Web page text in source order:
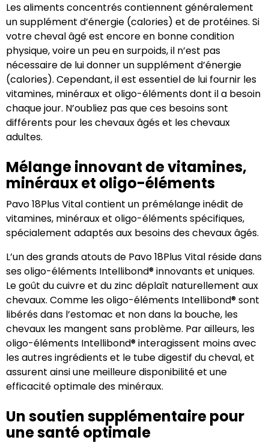
Les aliments concentrés contiennent généralement
un supplément d’énergie (calories) et de protéines. Si
votre cheval âgé est encore en bonne condition
physique, voire un peu en surpoids, il n’est pas
nécessaire de lui donner un supplément d’énergie
(calories). Cependant, il est essentiel de lui fournir les
vitamines, minéraux et oligo-éléments dont il a besoin
chaque jour. N’oubliez pas que ces besoins sont
différents pour les chevaux âgés et les chevaux
adultes.
Mélange innovant de vitamines,
minéraux et oligo-éléments
Pavo 18Plus Vital contient un prémélange inédit de
vitamines, minéraux et oligo-éléments spécifiques,
spécialement adaptés aux besoins des chevaux âgés.
L’un des grands atouts de Pavo 18Plus Vital réside dans
ses oligo-éléments Intellibond® innovants et uniques.
Le goût du cuivre et du zinc déplaît naturellement aux
chevaux. Comme les oligo-éléments Intellibond® sont
libérés dans l’estomac et non dans la bouche, les
chevaux les mangent sans problème. Par ailleurs, les
oligo-éléments Intellibond® interagissent moins avec
les autres ingrédients et le tube digestif du cheval, et
assurent ainsi une meilleure disponibilité et une
efficacité optimale des minéraux.
Un soutien supplémentaire pour
une santé optimale